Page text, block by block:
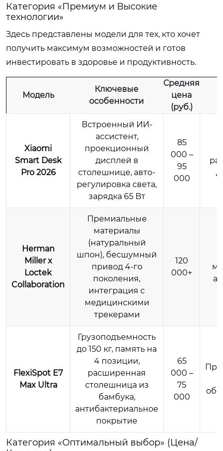
Категория «Премиум и Высокие
технологии»
Здесь представлены модели для тех, кто хочет
получить максимум возможностей и готов
инвестировать в здоровье и продуктивность.
Модель
Ключевые
особенности
Средняя
цена
(руб.)
Xiaomi
Smart Desk
Pro 2026
Встроенный ИИ-
ассистент,
проекционный
дисплей в
столешнице, авто-
регулировка света,
зарядка 65 Вт
85
000 –
95
000
Herman
Miller x
Loctek
Collaboration
Премиальные
материалы
(натуральный
шпон), бесшумный
привод 4-го
поколения,
интеграция с
медицинскими
трекерами
120
000+
FlexiSpot E7
Max Ultra
Грузоподъемность
до 150 кг, память на
4 позиции,
расширенная
столешница из
бамбука,
антибактериальное
покрытие
65
000 –
75
000
Категория «Оптимальный выбор» (Цена/